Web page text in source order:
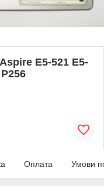
E5-521 E5-
Оплата Умови